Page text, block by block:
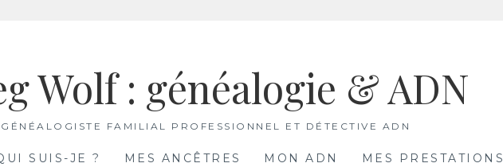
Wolf : généalogie & ADN
GÉNÉALOGISTE FAMILIAL PROFESSIONNEL ET DÉTECTIVE ADN
SUIS-JE ? MES ANCÊTRES MON ADN MES PRESTATIONS